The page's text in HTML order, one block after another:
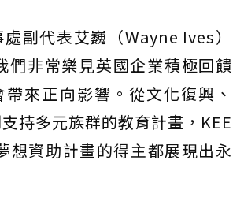
副代表艾巍（Wayne Ives）
們非常樂見英國企業積極回饋
來正向影響。從文化復興、
持多元族群的教育計畫，KEE
想資助計畫的得主都展現出永